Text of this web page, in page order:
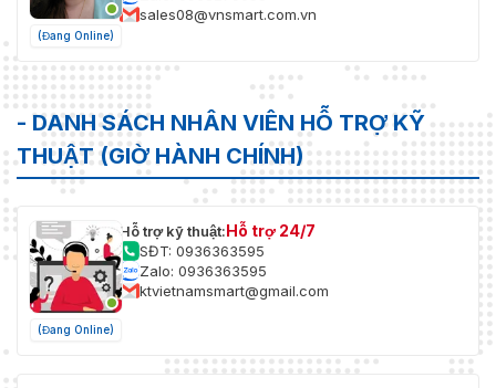
(Đang Online)
sales08@vnsmart.com.vn
- DANH SÁCH NHÂN VIÊN HỖ TRỢ KỸ
THUẬT (GIỜ HÀNH CHÍNH)
(Đang Online)
Hỗ trợ kỹ thuật:Hỗ trợ 24/7
SĐT: 0936363595
Zalo: 0936363595
ktvietnamsmart@gmail.com